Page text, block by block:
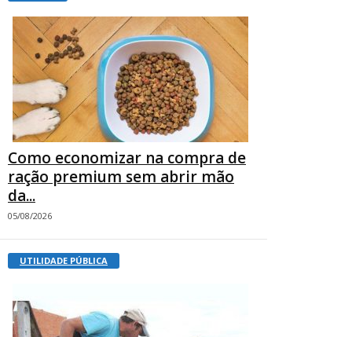
Como economizar na compra de
ração premium sem abrir mão
da...
05/08/2026
UTILIDADE PÚBLICA